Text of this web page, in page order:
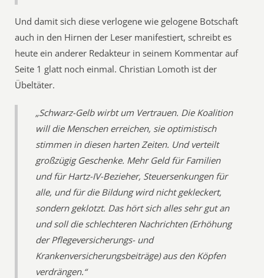
Und damit sich diese verlogene wie gelogene Botschaft
auch in den Hirnen der Leser manifestiert, schreibt es
heute ein anderer Redakteur in seinem Kommentar auf
Seite 1 glatt noch einmal. Christian Lomoth ist der
Übeltäter.
„Schwarz-Gelb wirbt um Vertrauen. Die Koalition
will die Menschen erreichen, sie optimistisch
stimmen in diesen harten Zeiten. Und verteilt
großzügig Geschenke. Mehr Geld für Familien
und für Hartz-IV-Bezieher, Steuersenkungen für
alle, und für die Bildung wird nicht gekleckert,
sondern geklotzt. Das hört sich alles sehr gut an
und soll die schlechteren Nachrichten (Erhöhung
der Pflegeversicherungs- und
Krankenversicherungsbeiträge) aus den Köpfen
verdrängen.“